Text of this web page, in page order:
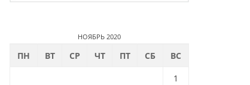
НОЯБРЬ 2020
ПН ВТ СР ЧТ ПТ СБ
ВС
1